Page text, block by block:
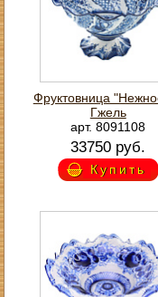
Фруктовница
Гжель
арт. 8091108
33750 руб.
Купить